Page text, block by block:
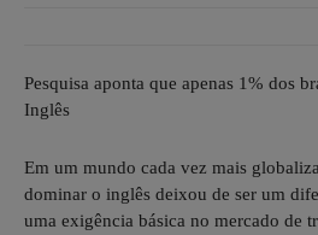
Pesquisa aponta que apenas 1% dos
Inglês
Em um mundo cada vez mais
dominar o inglês deixou de ser um
uma exigência básica no mercado de